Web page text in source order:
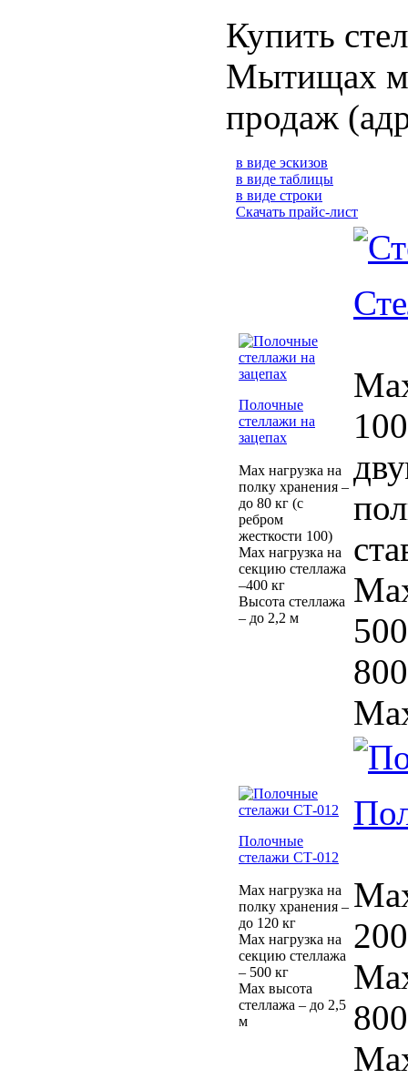
Купить
Мытищах
продаж
в виде эскизов
в виде таблицы
в виде строки
Скачать прайс-лист
Полочные
стеллажи на
зацепах
Max нагрузка на
полку хранения –
до 80 кг (с
ребром
жесткости 100)
Max нагрузка на
секцию стеллажа
–400 кг
Высота стеллажа
– до 2,2 м
Полочные
стелажи СТ-012
Max нагрузка на
полку хранения –
до 120 кг
Max нагрузка на
секцию стеллажа
– 500 кг
Max высота
стеллажа – до 2,5
м